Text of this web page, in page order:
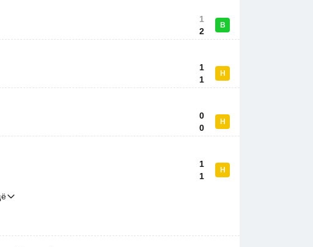
1
2
В
1
1
Н
0
0
Н
1
1
Н